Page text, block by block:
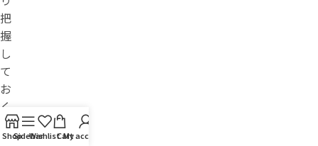
把
握
し
て
お
く
必
要
ShopSidebarWishlistCart
My account